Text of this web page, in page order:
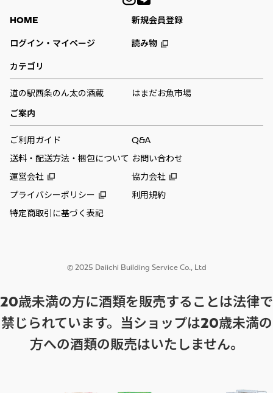
HOME 新規会員登録
ログイン・マイページ 読み物
カテゴリ
道の駅西条のん太の酒蔵 はまだお魚市場
ご案内
ご利用ガイド
Q&A
送料・配送方法・梱包について お問い合わせ
運営会社
協力会社
プライバシーポリシー
利用規約
特定商取引に基づく表記
© 2025 Daiichi Building Service Co., Ltd
20歳未満の方に酒類を販売することは法律で
禁じられています。当ショップは20歳未満の
方への酒類の販売はいたしません。